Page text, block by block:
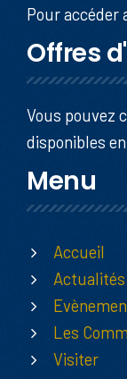
Pour accéder
Offres
Vous pouvez
disponibles
Menu
Accueil
Actualités
Les
Visiter